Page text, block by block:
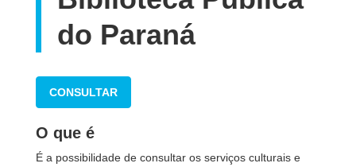
do Paraná
CONSULTAR
O que é
É a possibilidade de consultar os serviços culturais e